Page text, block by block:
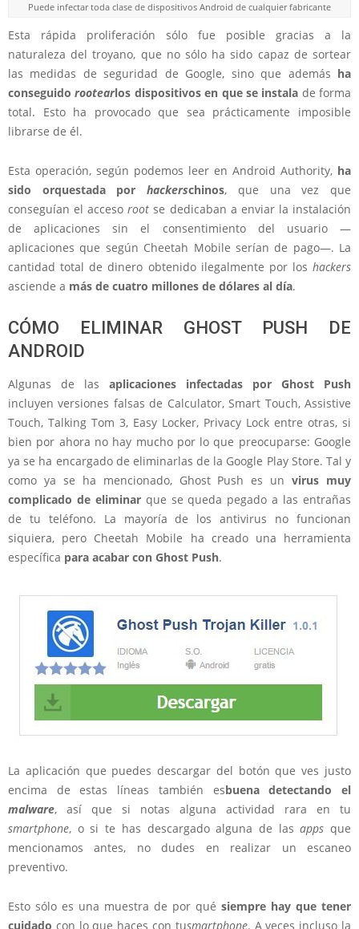
Puede infectar toda clase de dispositivos Android de cualquier fabricante
Esta rápida proliferación sólo fue posible gracias a la
naturaleza del troyano, que no sólo ha sido capaz de sortear
las medidas de seguridad de Google, sino que además ha
conseguidorootearlos dispositivos en que se instala de forma
total. Esto ha provocado que sea prácticamente imposible
librarse de él.
Esta operación, según podemos leer en Android Authority, ha
sido orquestada porhackerschinos, que una vez que
conseguían el accesoroot se dedicaban a enviar la instalación
de aplicaciones sin el consentimiento del usuario —
aplicaciones que según Cheetah Mobile serían de pago—. La
cantidad total de dinero obtenido ilegalmente por los hackers
asciende a más de cuatro millones de dólares al día.
CÓMO ELIMINAR GHOST PUSH DE
ANDROID
Algunas de las aplicaciones infectadas por Ghost Push
incluyen versiones falsas de Calculator, Smart Touch, Assistive
Touch, Talking Tom 3, Easy Locker, Privacy Lock entre otras, si
bien por ahora no hay mucho por lo que preocuparse: Google
ya se ha encargado de eliminarlas de la Google Play Store. Tal y
como ya se ha mencionado, Ghost Push es unvirus muy
complicado de eliminarque se queda pegado a las entrañas
de tu teléfono. La mayoría de los antivirus no funcionan
siquiera, pero Cheetah Mobile ha creado una herramienta
específica para acabar con Ghost Push.
La aplicación que puedes descargar del botón que ves justo
encima de estas líneas también esbuena detectando el
malware, así que si notas alguna actividad rara en tu
smartphone, o si te has descargado alguna de lasapps que
mencionamos antes, no dudes en realizar un escaneo
preventivo.
Esto sólo es una muestra de por qué siempre hay que tener
cuidado con lo que haces con tusmartphone. A veces incluso la